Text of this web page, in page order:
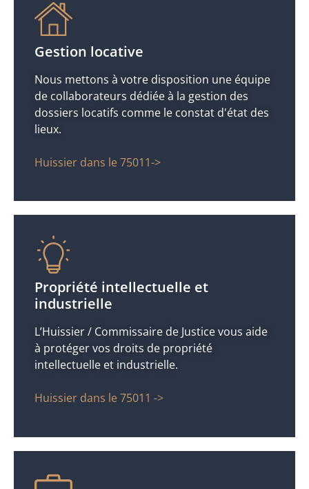
Gestion locative
Nous mettons à votre disposition une équipe
de collaborateurs dédiée à la gestion des
dossiers locatifs comme le constat d'état des
lieux.
Huissier dans le 75011->
Propriété intellectuelle et
industrielle
L’Huissier / Commissaire de Justice vous aide
à protéger vos droits de propriété
intellectuelle et industrielle.
Huissier dans le 75011 ->